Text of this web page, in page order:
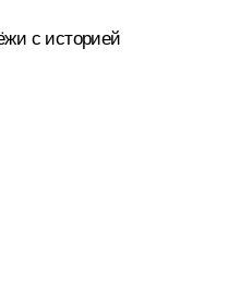
с историей